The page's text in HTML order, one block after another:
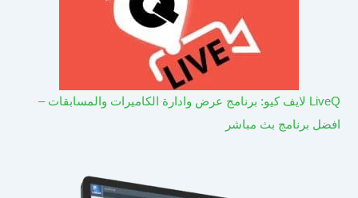
LiveQ لايف كيو: برنامج عرض وادارة الكاميرات والمسابقات –
افضل برنامج بث مباشر